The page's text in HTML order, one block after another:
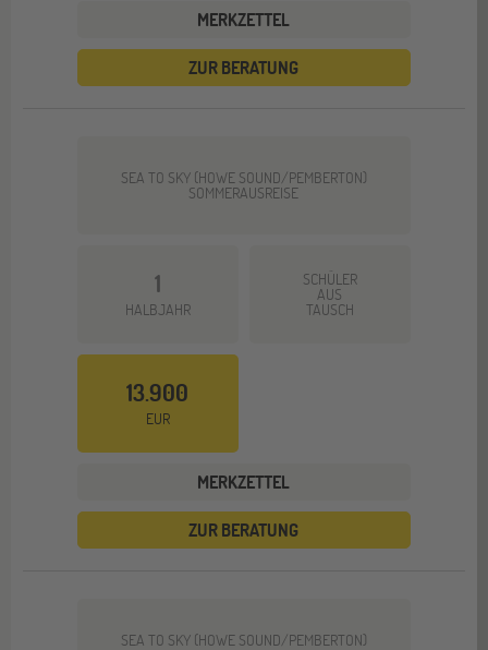
MERKZETTEL
ZUR BERATUNG
SEA TO SKY (HOWE SOUND/PEMBERTON)
SOMMERAUSREISE
1
HALBJAHR
SCHÜLER
AUS
TAUSCH
13.900
EUR
MERKZETTEL
ZUR BERATUNG
SEA TO SKY (HOWE SOUND/PEMBERTON)